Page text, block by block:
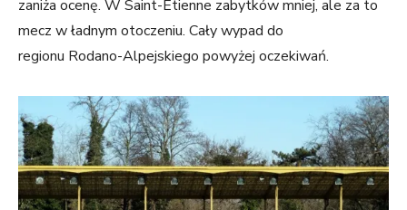
zaniża ocenę. W Saint-Étienne zabytków mniej, ale za to
mecz w ładnym otoczeniu. Cały wypad do
regionu Rodano-Alpejskiego powyżej oczekiwań.